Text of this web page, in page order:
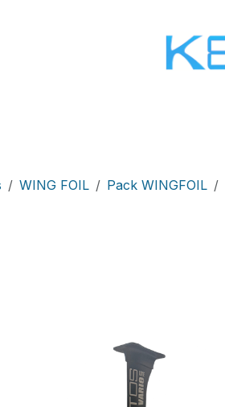
WING FOIL Pack WINGFOIL